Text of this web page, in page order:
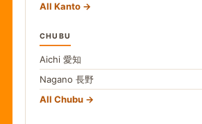
All Kanto
CHUBU
Aichi 愛知
Nagano 長野
All Chubu